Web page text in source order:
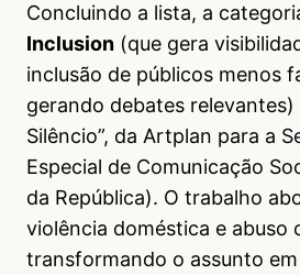
Concluindo a lista, a
Inclusion (que gera
inclusão de públicos menos
gerando debates relevantes)
Silêncio”, da Artplan para a
Especial de Comunicação
da República). O trabalho
violência doméstica e abuso
transformando o assunto